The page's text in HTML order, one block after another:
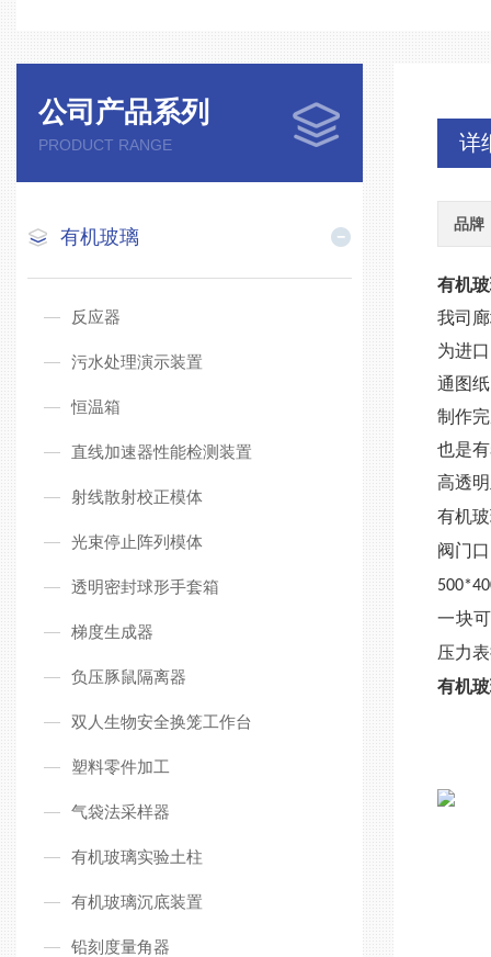
公司产品系列
PRODUCT RANGE
有机玻璃
反应器
污水处理演示装置
恒温箱
直线加速器性能检测装置
射线散射校正模体
光束停止阵列模体
透明密封球形手套箱
梯度生成器
负压豚鼠隔离器
双人生物安全换笼工作台
塑料零件加工
气袋法采样器
有机玻璃实验土柱
有机玻璃沉底装置
铅刻度量角器
详
品牌
有机
我司
为进
通图
制作
也是
高透
有机
阀门
一块
压力
有机